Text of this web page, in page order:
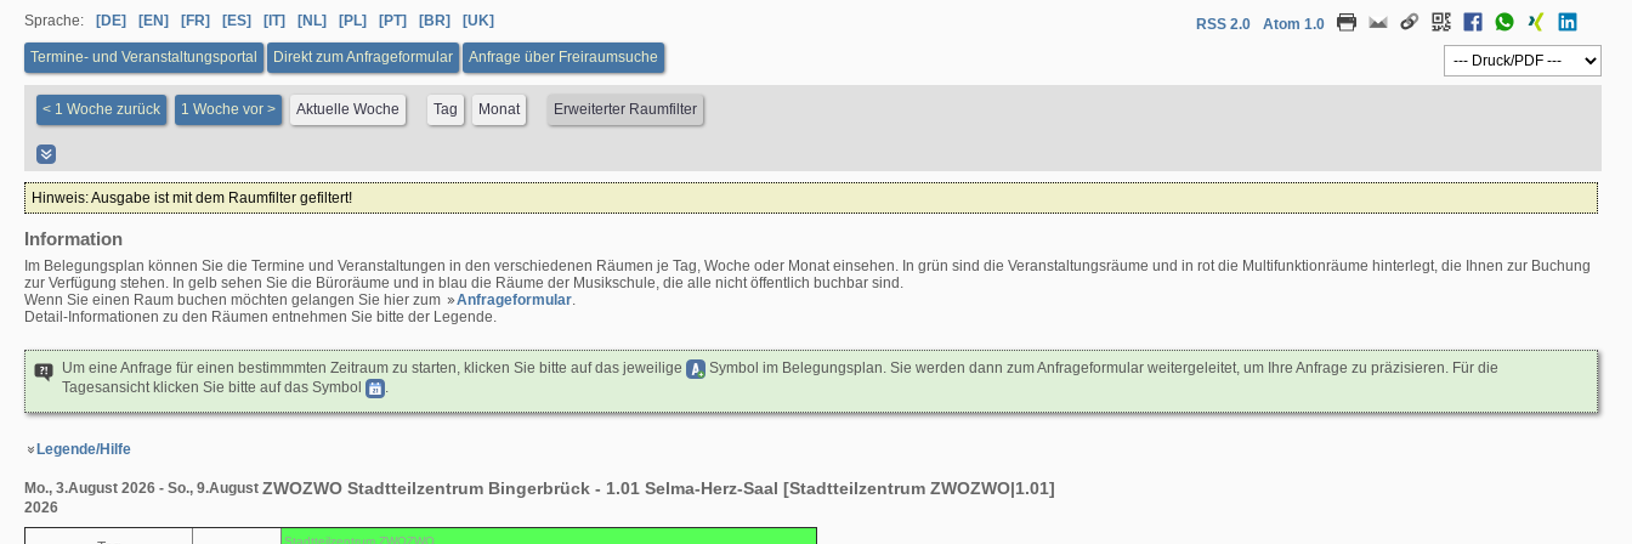
Sprache: [DE] [EN] [FR] [ES] [IT] [NL] [PL] [PT] [BR] [UK] RSS 2.0
Atom 1.0
Termine- und Veranstaltungsportal
Direkt zum Anfrageformular Anfrage über Freiraumsuche
Hinweis: Ausgabe ist mit dem Raumfilter gefiltert!
Information
Im Belegungsplan können Sie die Termine und Veranstaltungen in den verschiedenen Räumen je Tag, Woche oder Monat einsehen. In grün sind die Veranstaltungsräume und in rot die Multifunktionräume hinterlegt, die Ihnen zur Buchung
zur Verfügung stehen. In gelb sehen Sie die Büroräume und in blau die Räume der Musikschule, die alle nicht öffentlich buchbar sind.
Wenn Sie einen Raum buchen möchten gelangen Sie hier zum
Anfrageformular.
Detail-Informationen zu den Räumen entnehmen Sie bitte der Legende.
Um eine Anfrage für einen bestimmmten Zeitraum zu starten, klicken Sie bitte auf das jeweilige
Symbol im Belegungsplan. Sie werden dann zum Anfrageformular weitergeleitet, um Ihre Anfrage zu präzisieren. Für die
Tagesansicht klicken Sie bitte auf das Symbol
.
Legende/Hilfe
Mo., 3.August 2026 - So., 9.August
2026
ZWOZWO Stadtteilzentrum Bingerbrück - 1.01 Selma-Herz-Saal [Stadtteilzentrum ZWOZWO|1.01]
Stadtteilzentrum ZWOZWO